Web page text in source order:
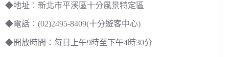
◆地址︰新北市平溪區十分風景特定區
◆電話︰(02)2495-8409(十分遊客中心)
◆開放時間：每日上午9時至下午4時30分